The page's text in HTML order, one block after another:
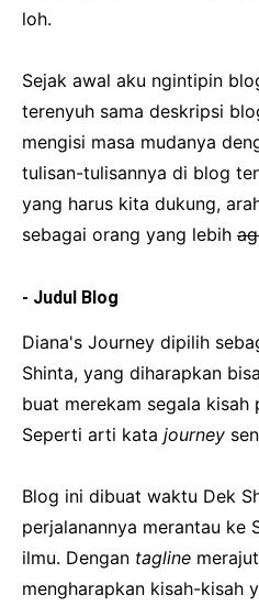
loh.
Sejak awal aku ngintipin
terenyuh sama deskripsi
mengisi masa mudanya
tulisan-tulisannya di blog
yang harus kita dukung,
sebagai orang yang lebih
- Judul Blog
Diana's Journey dipilih
Shinta, yang diharapkan
buat merekam segala kisah
Seperti arti kata journey
Blog ini dibuat waktu Dek
perjalanannya merantau ke
ilmu. Dengan tagline
mengharapkan kisah-kisah